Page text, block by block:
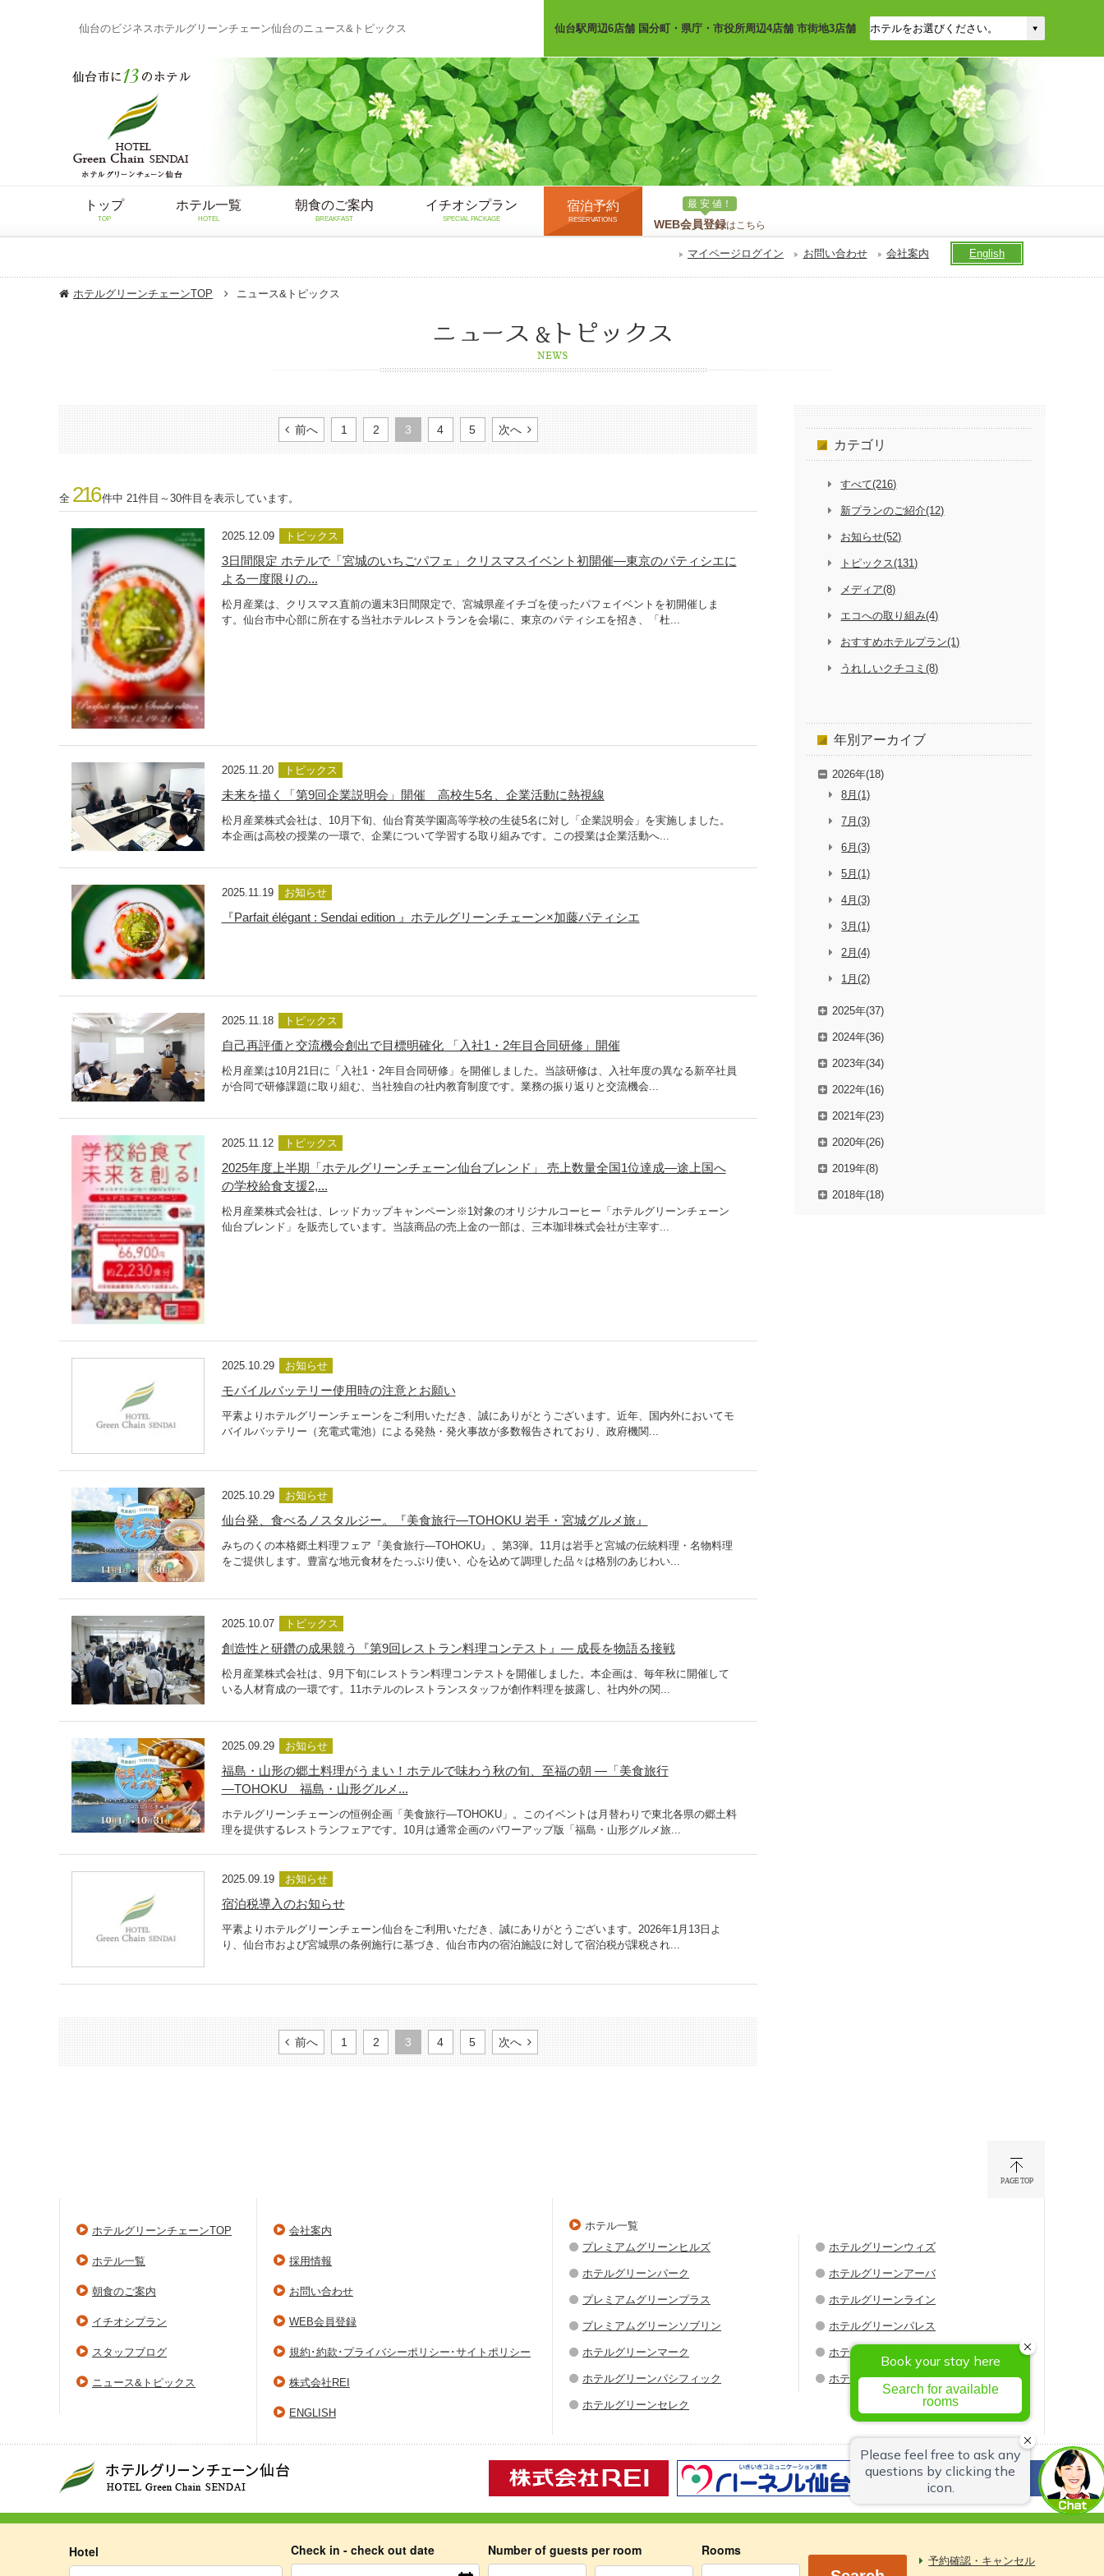
仙台のビジネスホテルグリーンチェーン仙台のニュース&トピックス 仙台駅周辺6店舗 国分町・県庁・市役所周辺4店舗 市街地3店舗
トップ
TOP
ホテル一覧
HOTEL
朝食のご案内
BREAKFAST
イチオシプラン
SPECIAL PACKAGE
宿泊予約
RESERVATIONS
最 安 値！
WEB会員登録はこちら
マイページログイン お問い合わせ 会社案内 English
Hotel Check in - check out date Number of guests per room Rooms
予約確認・キャンセル
ホテルグリーンチェーンTOP ニュース&トピックス
前へ 1 2 3 4 5 次へ
全 216件中 21件目～30件目を表示しています。
2025.12.09 トピックス
3日間限定 ホテルで「宮城のいちごパフェ」クリスマスイベント初開催―東京のパティシエに
よる一度限りの...
松月産業は、クリスマス直前の週末3日間限定で、宮城県産イチゴを使ったパフェイベントを初開催しま
す。仙台市中心部に所在する当社ホテルレストランを会場に、東京のパティシエを招き、「杜...
2025.11.20 トピックス
未来を描く「第9回企業説明会」開催 高校生5名、企業活動に熱視線
松月産業株式会社は、10月下旬、仙台育英学園高等学校の生徒5名に対し「企業説明会」を実施しました。
本企画は高校の授業の一環で、企業について学習する取り組みです。この授業は企業活動へ...
2025.11.19 お知らせ
『Parfait élégant : Sendai edition 』ホテルグリーンチェーン×加藤パティシエ
2025.11.18 トピックス
自己再評価と交流機会創出で目標明確化 「入社1・2年目合同研修」開催
松月産業は10月21日に「入社1・2年目合同研修」を開催しました。当該研修は、入社年度の異なる新卒社員
が合同で研修課題に取り組む、当社独自の社内教育制度です。業務の振り返りと交流機会...
2025.11.12 トピックス
2025年度上半期「ホテルグリーンチェーン仙台ブレンド」 売上数量全国1位達成―途上国へ
の学校給食支援2,...
松月産業株式会社は、レッドカップキャンペーン※1対象のオリジナルコーヒー「ホテルグリーンチェーン
仙台ブレンド」を販売しています。当該商品の売上金の一部は、三本珈琲株式会社が主宰す...
2025.10.29 お知らせ
モバイルバッテリー使用時の注意とお願い
平素よりホテルグリーンチェーンをご利用いただき、誠にありがとうございます。近年、国内外においてモ
バイルバッテリー（充電式電池）による発熱・発火事故が多数報告されており、政府機関...
2025.10.29 お知らせ
仙台発、食べるノスタルジー。『美食旅行―TOHOKU 岩手・宮城グルメ旅』
みちのくの本格郷土料理フェア『美食旅行―TOHOKU』、第3弾。11月は岩手と宮城の伝統料理・名物料理
をご提供します。豊富な地元食材をたっぷり使い、心を込めて調理した品々は格別のあじわい...
2025.10.07 トピックス
創造性と研鑽の成果競う『第9回レストラン料理コンテスト』― 成長を物語る接戦
松月産業株式会社は、9月下旬にレストラン料理コンテストを開催しました。本企画は、毎年秋に開催して
いる人材育成の一環です。11ホテルのレストランスタッフが創作料理を披露し、社内外の関...
2025.09.29 お知らせ
福島・山形の郷土料理がうまい！ホテルで味わう秋の旬、至福の朝 ―「美食旅行
―TOHOKU 福島・山形グルメ...
ホテルグリーンチェーンの恒例企画「美食旅行―TOHOKU」。このイベントは月替わりで東北各県の郷土料
理を提供するレストランフェアです。10月は通常企画のパワーアップ版「福島・山形グルメ旅...
2025.09.19 お知らせ
宿泊税導入のお知らせ
平素よりホテルグリーンチェーン仙台をご利用いただき、誠にありがとうございます。2026年1月13日よ
り、仙台市および宮城県の条例施行に基づき、仙台市内の宿泊施設に対して宿泊税が課税され...
前へ 1 2 3 4 5 次へ
カテゴリ
すべて(216)
新プランのご紹介(12)
お知らせ(52)
トピックス(131)
メディア(8)
エコへの取り組み(4)
おすすめホテルプラン(1)
うれしいクチコミ(8)
年別アーカイブ
2026年(18)
8月(1)
7月(3)
6月(3)
5月(1)
4月(3)
3月(1)
2月(4)
1月(2)
2025年(37)
2024年(36)
2023年(34)
2022年(16)
2021年(23)
2020年(26)
2019年(8)
2018年(18)
ホテルグリーンチェーンTOP
ホテル一覧
朝食のご案内
イチオシプラン
スタッフブログ
ニュース&トピックス
会社案内
採用情報
お問い合わせ
WEB会員登録
規約･約款･プライバシーポリシー･サイトポリシー
株式会社REI
ENGLISH
ホテル一覧
プレミアムグリーンヒルズ
ホテルグリーンパーク
プレミアムグリーンプラス
プレミアムグリーンソブリン
ホテルグリーンマーク
ホテルグリーンパシフィック
ホテルグリーンセレク
ホテルグリーンウィズ
ホテルグリーンアーバ
ホテルグリーンライン
ホテルグリーンパレス
ホテルグリーンシティ
ホテルグリーンウエル